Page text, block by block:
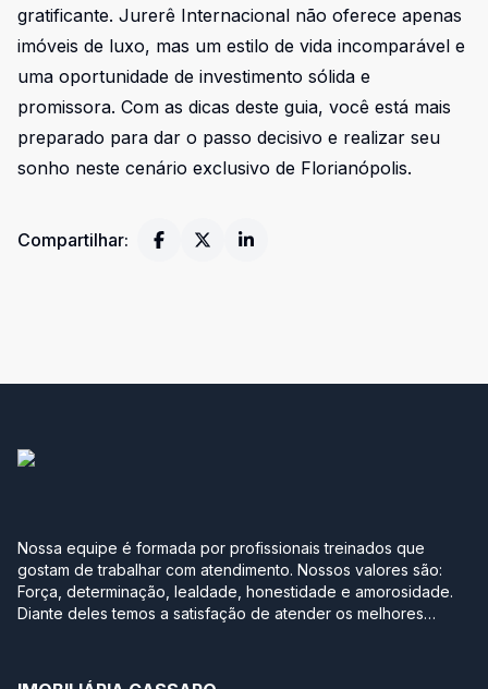
gratificante. Jurerê Internacional não oferece apenas
imóveis de luxo, mas um estilo de vida incomparável e
uma oportunidade de investimento sólida e
promissora. Com as dicas deste guia, você está mais
preparado para dar o passo decisivo e realizar seu
sonho neste cenário exclusivo de Florianópolis.
Compartilhar:
Nossa equipe é formada por profissionais treinados que
gostam de trabalhar com atendimento. Nossos valores são:
Força, determinação, lealdade, honestidade e amorosidade.
Diante deles temos a satisfação de atender os melhores
pensando no conforto de uma casa. Sabe aquela que você